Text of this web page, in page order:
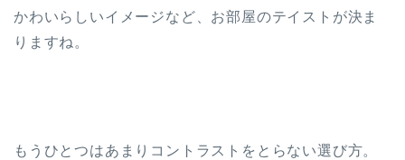
かわいらしいイメージなど、お部屋のテイストが決ま
りますね。
もうひとつはあまりコントラストをとらない選び方。